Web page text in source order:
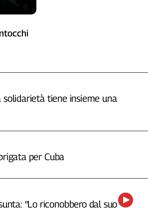
solidarietà tiene insieme una
per Cuba
“Lo riconobbero dal suo